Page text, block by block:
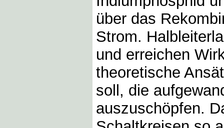
über das
Strom.
und erreichen
theoretische
soll, die
auszuschöpfen.